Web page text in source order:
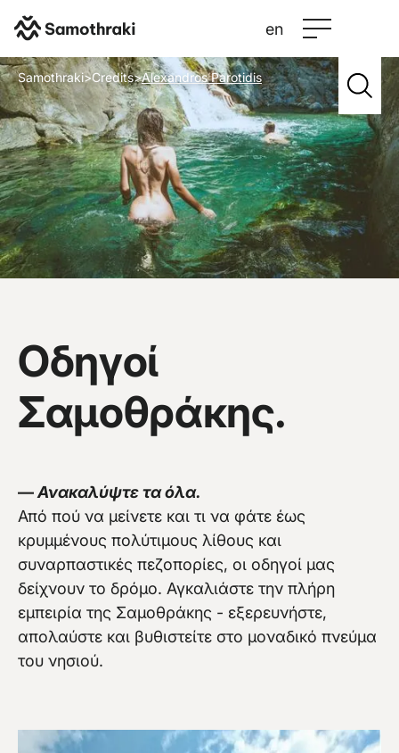
en
Samothraki>Credits>Alexandros Parotidis
Vew more
Οδηγοί
Σαμοθράκης.
—Ανακαλύψτε τα όλα.
Από πού να μείνετε και τι να φάτε έως
κρυμμένους πολύτιμους λίθους και
συναρπαστικές πεζοπορίες, οι οδηγοί μας
δείχνουν το δρόμο. Αγκαλιάστε την πλήρη
εμπειρία της Σαμοθράκης - εξερευνήστε,
απολαύστε και βυθιστείτε στο μοναδικό πνεύμα
του νησιού.